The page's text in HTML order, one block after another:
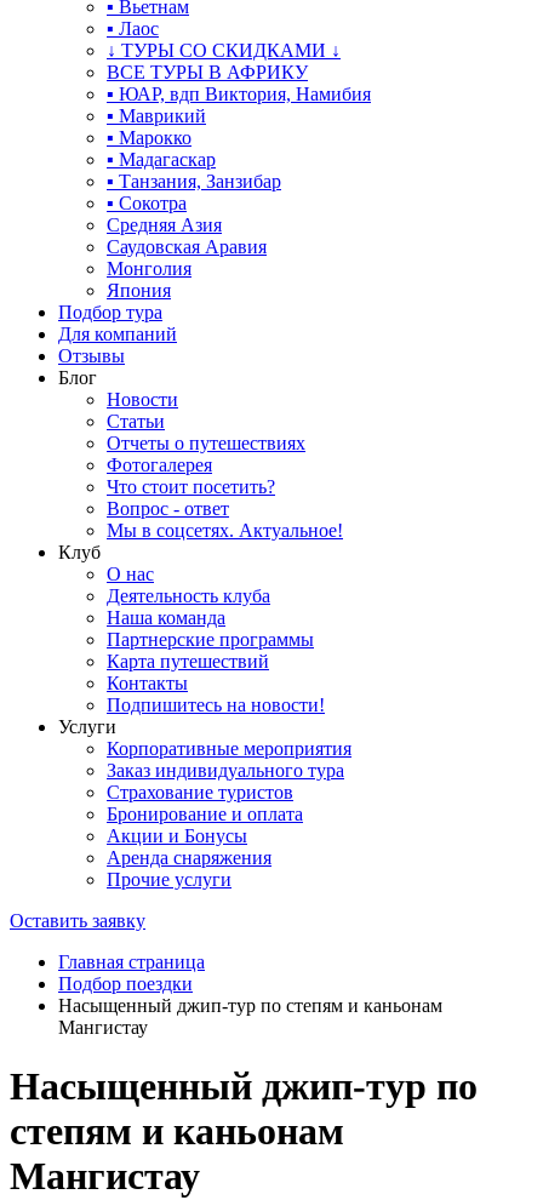
▪ Вьетнам
▪ Лаос
↓ ТУРЫ СО СКИДКАМИ ↓
ВСЕ ТУРЫ В АФРИКУ
▪ ЮАР, вдп Виктория, Намибия
▪ Маврикий
▪ Марокко
▪ Мадагаскар
▪ Танзания, Занзибар
▪ Сокотра
Средняя Азия
Саудовская Аравия
Монголия
Япония
Подбор тура
Для компаний
Отзывы
Блог
Новости
Статьи
Отчеты о путешествиях
Фотогалерея
Что стоит посетить?
Вопрос - ответ
Мы в соцсетях. Актуальное!
Клуб
О нас
Деятельность клуба
Наша команда
Партнерские программы
Карта путешествий
Контакты
Подпишитесь на новости!
Услуги
Корпоративные мероприятия
Заказ индивидуального тура
Страхование туристов
Бронирование и оплата
Акции и Бонусы
Аренда снаряжения
Прочие услуги
Оставить заявку
Главная страница
Подбор поездки
Насыщенный джип-тур по степям и каньонам
Мангистау
Насыщенный джип-тур по
степям и каньонам
Мангистау